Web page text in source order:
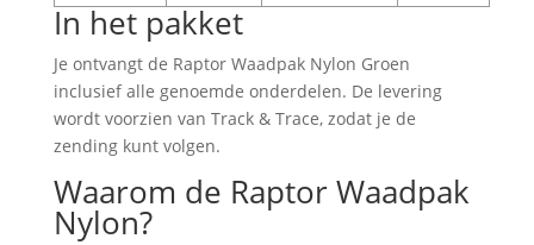
In het pakket
Je ontvangt de Raptor Waadpak Nylon Groen
inclusief alle genoemde onderdelen. De levering
wordt voorzien van Track & Trace, zodat je de
zending kunt volgen.
Waarom de Raptor Waadpak
Nylon?